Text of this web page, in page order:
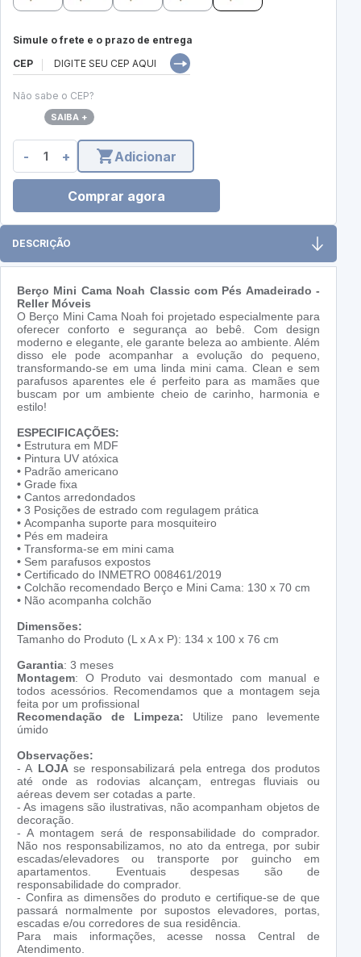
Simule o frete e o prazo de entrega
CEP
Não sabe o CEP?
SAIBA +
- + Adicionar
Comprar agora
DESCRIÇÃO
Berço Mini Cama Noah Classic com Pés Amadeirado -
Reller Móveis
O Berço Mini Cama Noah foi projetado especialmente para
oferecer conforto e segurança ao bebê. Com design
moderno e elegante, ele garante beleza ao ambiente. Além
disso ele pode acompanhar a evolução do pequeno,
transformando-se em uma linda mini cama. Clean e sem
parafusos aparentes ele é perfeito para as mamães que
buscam por um ambiente cheio de carinho, harmonia e
estilo!
ESPECIFICAÇÕES:
• Estrutura em MDF
• Pintura UV atóxica
• Padrão americano
• Grade fixa
• Cantos arredondados
• 3 Posições de estrado com regulagem prática
• Acompanha suporte para mosquiteiro
• Pés em madeira
• Transforma-se em mini cama
• Sem parafusos expostos
• Certificado do INMETRO 008461/2019
• Colchão recomendado Berço e Mini Cama: 130 x 70 cm
• Não acompanha colchão
Dimensões:
Tamanho do Produto (L x A x P): 134 x 100 x 76 cm
Garantia: 3 meses
Montagem: O Produto vai desmontado com manual e
todos acessórios. Recomendamos que a montagem seja
feita por um profissional
Recomendação de Limpeza: Utilize pano levemente
úmido
Observações:
- A LOJAse responsabilizará pela entrega dos produtos
até onde as rodovias alcançam, entregas fluviais ou
aéreas devem ser cotadas a parte.
- As imagens são ilustrativas, não acompanham objetos de
decoração.
- A montagem será de responsabilidade do comprador.
Não nos responsabilizamos, no ato da entrega, por subir
escadas/elevadores ou transporte por guincho em
apartamentos. Eventuais despesas são de
responsabilidade do comprador.
- Confira as dimensões do produto e certifique-se de que
passará normalmente por supostos elevadores, portas,
escadas e/ou corredores de sua residência.
Para mais informações, acesse nossa Central de
Atendimento.